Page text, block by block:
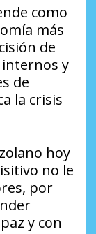
como
más
de
y
de
la crisis
hoy
no le
por
y con